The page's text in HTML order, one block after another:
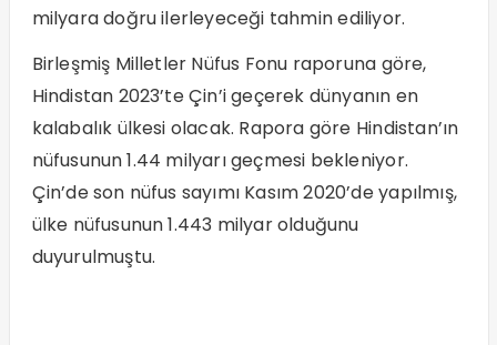
milyara doğru ilerleyeceği tahmin ediliyor.
Birleşmiş Milletler Nüfus Fonu raporuna göre,
Hindistan 2023’te Çin’i geçerek dünyanın en
kalabalık ülkesi olacak. Rapora göre Hindistan’ın
nüfusunun 1.44 milyarı geçmesi bekleniyor.
Çin’de son nüfus sayımı Kasım 2020’de yapılmış,
ülke nüfusunun 1.443 milyar olduğunu
duyurulmuştu.